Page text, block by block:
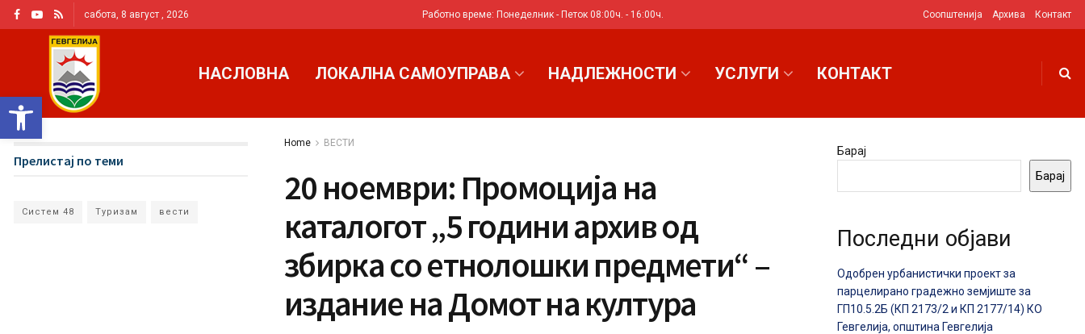
Open toolbar
сабота, 8 август , 2026 Работно време: Понеделник - Петок 08:00ч. - 16:00ч. Соопштенија Архива Контакт
НАСЛОВНА ЛОКАЛНА САМОУПРАВА НАДЛЕЖНОСТИ УСЛУГИ КОНТАКТ
Home ВЕСТИ
20 ноември: Промоција на
каталогот „5 години архив од
збирка со етнолошки предмети“ –
издание на Домот на култура
Прелистај по теми
Систем 48 Туризам вести
Барај
Барај
Последни објави
Одобрен урбанистички проект за
парцелирано градежно земјиште за
ГП10.5.2Б (КП 2173/2 и КП 2177/14) КО
Гевгелија, општина Гевгелија